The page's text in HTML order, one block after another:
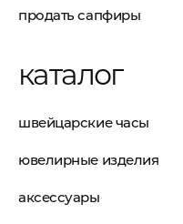
продать сапфиры
каталог
швейцарские часы
ювелирные изделия
аксессуары